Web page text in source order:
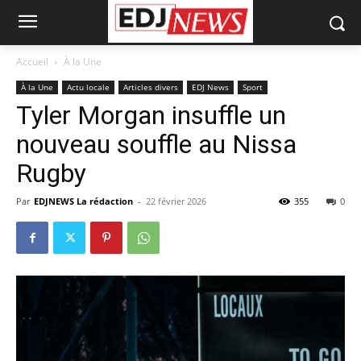
Accueil À la Une
À la Une Actu locale Articles divers EDJ News Sport
Tyler Morgan insuffle un
nouveau souffle au Nissa
Rugby
Par EDJNEWS La rédaction - 22 février 2026 0
355